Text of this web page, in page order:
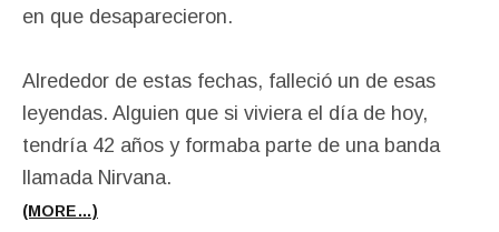
en que desaparecieron.
Alrededor de estas fechas, falleció un de esas
leyendas. Alguien que si viviera el día de hoy,
tendría 42 años y formaba parte de una banda
llamada Nirvana.
(MORE…)